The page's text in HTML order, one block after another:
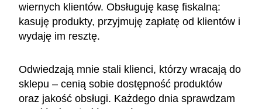
wiernych klientów. Obsługuję kasę fiskalną:
kasuję produkty, przyjmuję zapłatę od klientów i
wydaję im resztę.
Odwiedzają mnie stali klienci, którzy wracają do
sklepu – cenią sobie dostępność produktów
oraz jakość obsługi. Każdego dnia sprawdzam